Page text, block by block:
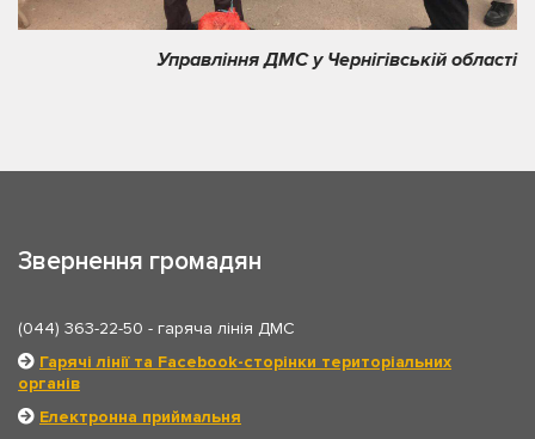
Управління ДМС у Чернігівській області
Звернення громадян
(044) 363-22-50 - гаряча лінія ДМС
Гарячі лінії та Facebook-сторінки територіальних
органів
Електронна приймальня